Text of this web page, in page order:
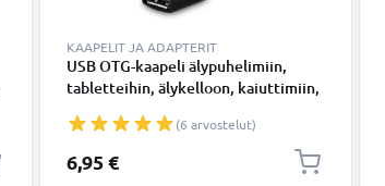
KAAPELIT JA ADAPTERIT
USB OTG-kaapeli älypuhelimiin,
tabletteihin, älykelloon, kaiuttimiin,
sovitin USB C-tyyppi C uros USB A
naaras - USB Host -liitin, On The Go -
sovitin Kaapeli Musta
(6 arvostelut)
6,95 €